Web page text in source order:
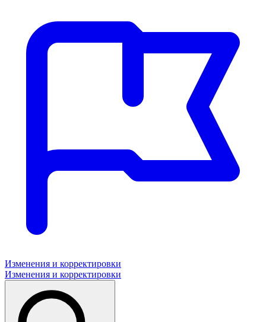
Изменения и корректировки
Изменения и корректировки